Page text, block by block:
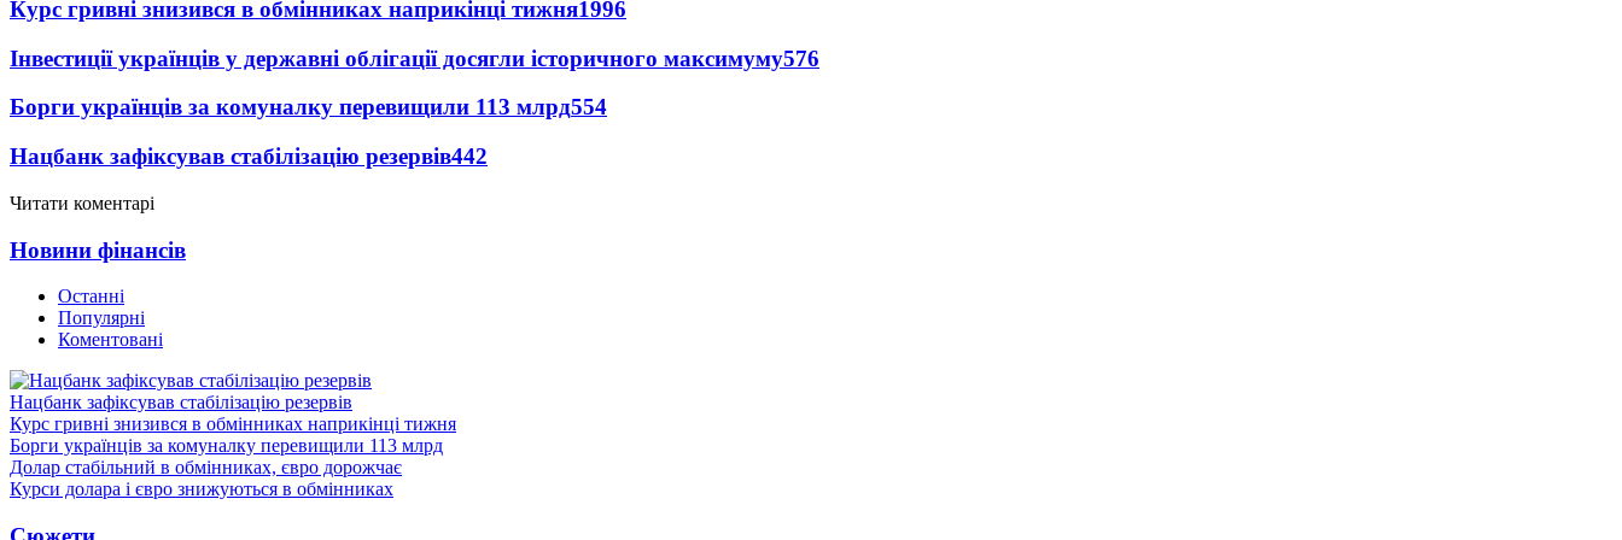
Курс гривні знизився в обмінниках наприкінці тижня1996
Інвестиції українців у державні облігації досягли історичного максимуму576
Борги українців за комуналку перевищили 113 млрд554
Нацбанк зафіксував стабілізацію резервів442
Читати коментарі
Новини фінансів
Останні
Популярні
Коментовані
Нацбанк зафіксував стабілізацію резервів
Курс гривні знизився в обмінниках наприкінці тижня
Борги українців за комуналку перевищили 113 млрд
Долар стабільний в обмінниках, євро дорожчає
Курси долара і євро знижуються в обмінниках